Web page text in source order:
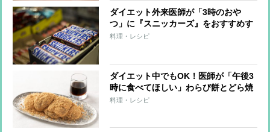
ダイエット外来医師が「3時のおや
つ」に『スニッカーズ』をおすすめす
る理由
料理・レシピ
ダイエット中でもOK！医師が「午後3
時に食べてほしい」わらび餅とどら焼
きのレシピ
料理・レシピ